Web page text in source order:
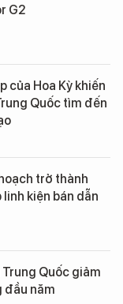
G2
của Hoa Kỳ khiến
Quốc tìm đến
trở thành
kiện bán dẫn
Quốc giảm
đầu năm